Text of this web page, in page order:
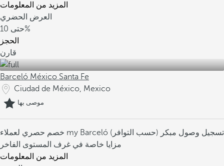
المزيد من المعلومات
العرض الحضري
حتى10%
الحجز
قارن
Barceló México Santa Fe
Ciudad de México, Mexico
موصى بها
خصم حصري لعملاء my Barceló تسجيل وصول مبكر (حسب التوافر)
مزايا خاصة في غرف المستوى الفاخر
المزيد من المعلومات